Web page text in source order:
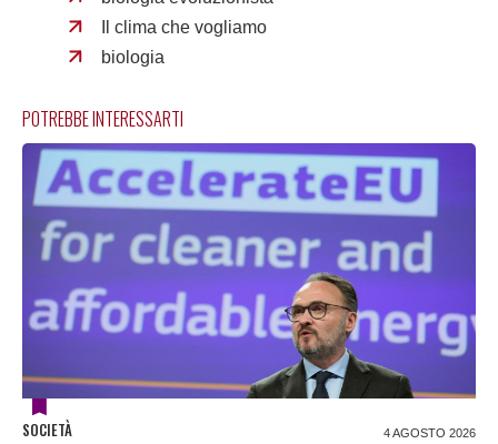
Il clima che vogliamo
biologia
POTREBBE INTERESSARTI
SOCIETÀ 4 AGOSTO 2026